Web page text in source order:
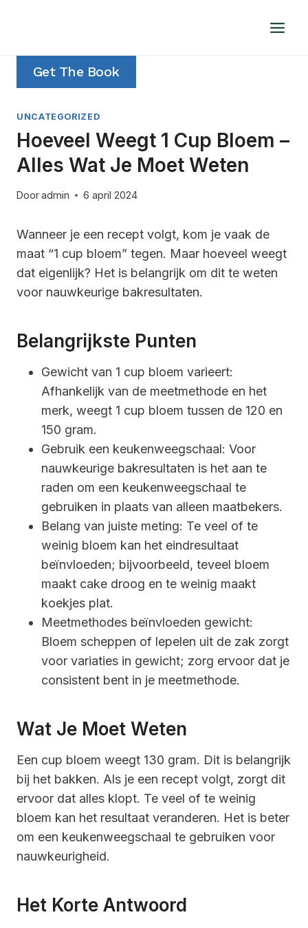
Get The Book
UNCATEGORIZED
Hoeveel Weegt 1 Cup Bloem –
Alles Wat Je Moet Weten
Dooradmin 6 april 2024
Wanneer je een recept volgt, kom je vaak de
maat “1 cup bloem” tegen. Maar hoeveel weegt
dat eigenlijk? Het is belangrijk om dit te weten
voor nauwkeurige bakresultaten.
Belangrijkste Punten
Gewicht van 1 cup bloem varieert:
Afhankelijk van de meetmethode en het
merk, weegt 1 cup bloem tussen de 120 en
150 gram.
Gebruik een keukenweegschaal: Voor
nauwkeurige bakresultaten is het aan te
raden om een keukenweegschaal te
gebruiken in plaats van alleen maatbekers.
Belang van juiste meting: Te veel of te
weinig bloem kan het eindresultaat
beïnvloeden; bijvoorbeeld, teveel bloem
maakt cake droog en te weinig maakt
koekjes plat.
Meetmethodes beïnvloeden gewicht:
Bloem scheppen of lepelen uit de zak zorgt
voor variaties in gewicht; zorg ervoor dat je
consistent bent in je meetmethode.
Wat Je Moet Weten
Een cup bloem weegt 130 gram. Dit is belangrijk
bij het bakken. Als je een recept volgt, zorgt dit
ervoor dat alles klopt. Te veel of te weinig
bloem kan het resultaat veranderen. Het is beter
om een keukenweegschaal te gebruiken voor
nauwkeurigheid.
Het Korte Antwoord